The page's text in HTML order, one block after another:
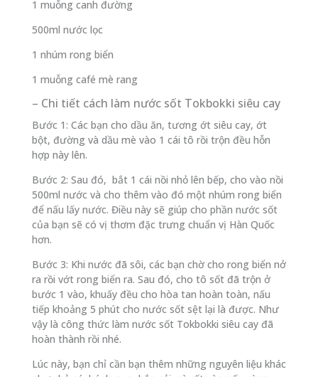
1 muỗng canh đường
500ml nước lọc
1 nhúm rong biển
1 muỗng café mè rang
– Chi tiết cách làm nước sốt Tokbokki siêu cay
Bước 1: Các bạn cho dầu ăn, tương ớt siêu cay, ớt
bột, đường và dầu mè vào 1 cái tô rồi trộn đều hỗn
hợp này lên.
Bước 2: Sau đó, bắt 1 cái nồi nhỏ lên bếp, cho vào nồi
500ml nước và cho thêm vào đó một nhúm rong biển
để nấu lấy nước. Điều này sẽ giúp cho phần nước sốt
của bạn sẽ có vị thơm đặc trưng chuẩn vị Hàn Quốc
hơn.
Bước 3: Khi nước đã sôi, các bạn chờ cho rong biển nở
ra rồi vớt rong biển ra. Sau đó, cho tô sốt đã trộn ở
bước 1 vào, khuấy đều cho hòa tan hoàn toàn, nấu
tiếp khoảng 5 phút cho nước sốt sệt lại là được. Như
vậy là công thức làm nước sốt Tokbokki siêu cay đã
hoàn thành rồi nhé.
Lúc này, bạn chỉ cần bạn thêm những nguyên liệu khác